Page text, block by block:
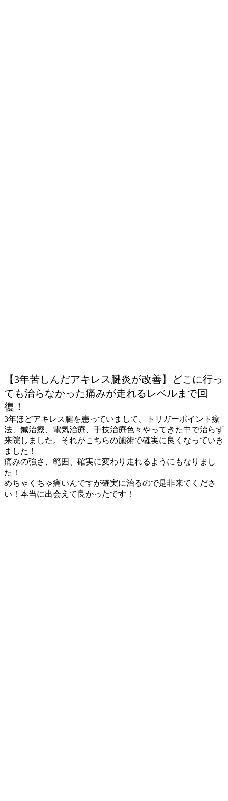
【3年苦しんだアキレス腱炎が改善】どこに行っ
ても治らなかった痛みが走れるレベルまで回
復！
3年ほどアキレス腱を患っていまして、トリガーポイント療
法、鍼治療、電気治療、手技治療色々やってきた中で治らず
来院しました。それがこちらの施術で確実に良くなっていき
ました！
痛みの強さ、範囲、確実に変わり走れるようにもなりまし
た！
めちゃくちゃ痛いんですが確実に治るので是非来てくださ
い！本当に出会えて良かったです！